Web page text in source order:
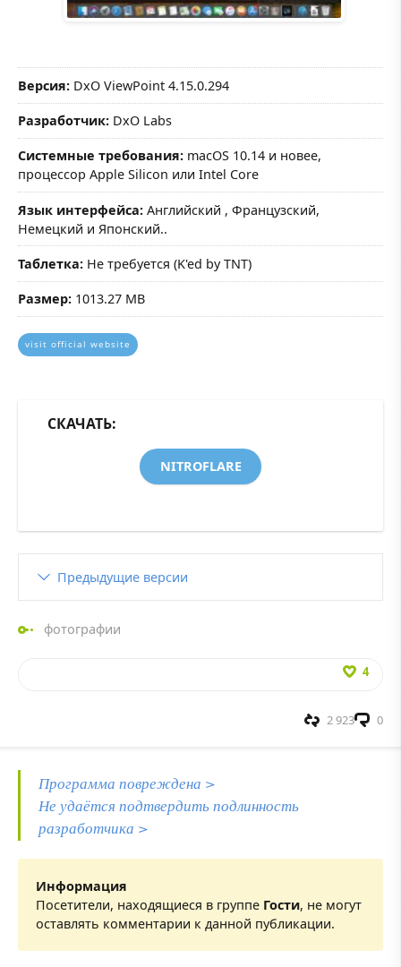
Версия: DxO ViewPoint 4.15.0.294
Разработчик: DxO Labs
Системные требования: macOS 10.14 и новее,
процессор Apple Silicon или Intel Core
Язык интерфейса: Английский , Французский,
Немецкий и Японский..
Таблетка: Не требуется (K'ed by TNT)
Размер: 1013.27 MB
visit official website
СКАЧАТЬ:
NITROFLARE
Предыдущие версии
фотографии
4
0
2 923
Программа повреждена >
Не удаётся подтвердить подлинность
разработчика >
Информация
Посетители, находящиеся в группе Гости, не могут
оставлять комментарии к данной публикации.